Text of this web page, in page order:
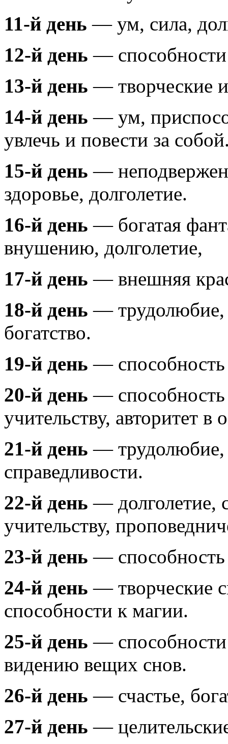
11-й день — ум, сила,
12-й день —
13-й день — творческие
14-й день — ум,
увлечь и повести за
15-й день —
здоровье, долголетие.
16-й день — богатая
внушению, долголетие,
17-й день — внешняя
18-й день — трудолюбие,
богатство.
19-й день — способность
20-й день — способность
учительству, авторитет в
21-й день — трудолюбие,
справедливости.
22-й день — долголетие,
учительству,
23-й день — способность
24-й день — творческие
способности к магии.
25-й день — способности
видению вещих снов.
26-й день — счастье,
27-й день —